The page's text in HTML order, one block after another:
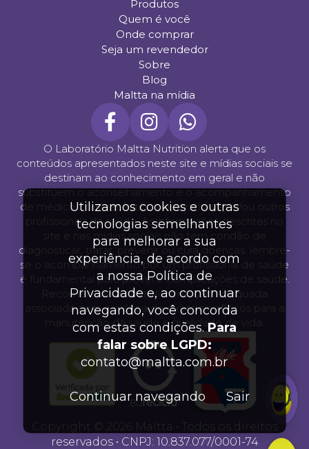
Produtos
Quem é você
Onde comprar
Seja um revendedor
Sobre
Blog
Maltta na mídia
O Laboratório Maltta Nutrition alerta que os
conteúdos apresentados neste site e mídias sociais se
destinam ao conhecimento em geral e não
substituem o aconselhamento e o acompanhamento
de médicos, farmacêuticos, nutricionistas e/ou outros
profissionais da saúde. As informações descritas no
site e nas mídias sociais não tem condão de
diagnosticar, tratar, prevenir ou cura doenças. lembre-
se o acompanhamento por um profissional de saúde
é fundamental para prevenir complicações de saúde.
Recomenda-se uma alimentação adequada
associada com a prática de exercícios físicos para a
manutenção da saúde e qualidade de vida.
Copyright © 2026 Maltta • Todos os direitos
reservados • CNPJ: 10.837.077/0001-74
Utilizamos cookies e outras
tecnologias semelhantes
para melhorar a sua
experiência, de acordo com
a nossa Política de
Privacidade e, ao continuar
navegando, você concorda
com estas condições.Para
falar sobre LGPD:
contato@maltta.com.br
Continuar navegando Sair